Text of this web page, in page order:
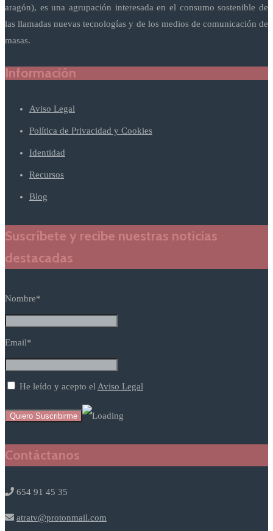
aragón), es una agrupación interesada en el consumo sostenible de
las llamadas nuevas tecnologías y de los medios de comunicación de
masas.
Información
Aviso Legal
Política de Privacidad y Cookies
Identidad
Recursos
Blog
Suscríbete y recibe nuestras noticias
destacadas
Nombre*
Email*
He leído y acepto el Aviso Legal
Contáctanos
654 91 45 35
atratv@protonmail.com